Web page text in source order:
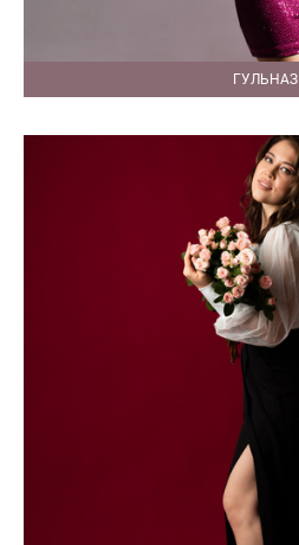
ГУЛЬНАЗ